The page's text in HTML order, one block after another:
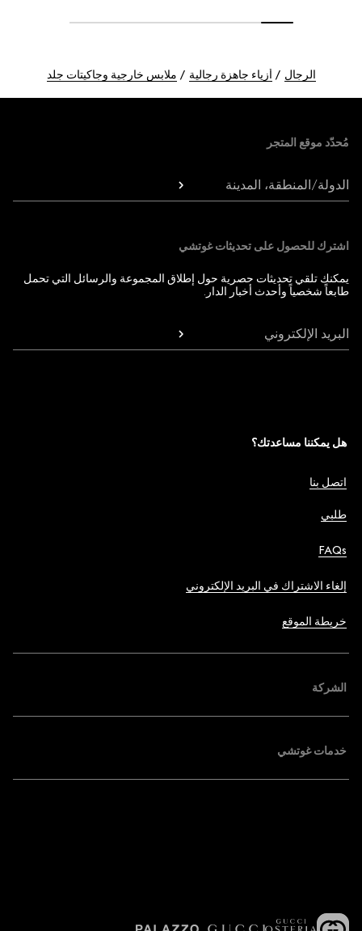
الرجال أزياء جاهزة رجالية ملابس خارجية وجاكيتات جلد
مُحدّد موقع المتجر
الدولة/المنطقة، المدينة
اشترك للحصول على تحديثات غوتشي
يمكنك تلقي تحديثات حصرية حول إطلاق المجموعة والرسائل التي تحمل
طابعاً شخصياً وأحدث أخبار الدار.
البريد الإلكتروني
هل يمكننا مساعدتك؟
اتصل بنا
طلبي
FAQs
إلغاء الاشتراك في البريد الإلكتروني
خريطة الموقع
الشركة
خدمات غوتشي